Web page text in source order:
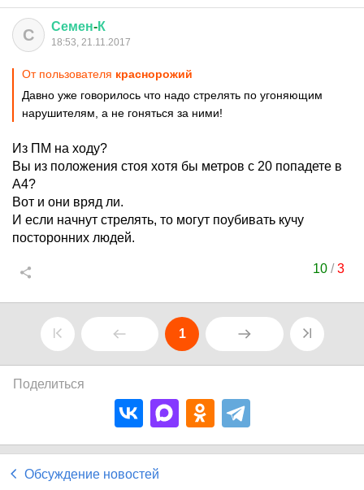
С Семен-К
18:53, 21.11.2017
От пользователя краснорожий
Давно уже говорилось что надо стрелять по угоняющим
нарушителям, а не гоняться за ними!
Из ПМ на ходу?
Вы из положения стоя хотя бы метров с 20 попадете в
А4?
Вот и они вряд ли.
И если начнут стрелять, то могут поубивать кучу
посторонних людей.
10 /3
1
Поделиться
Обсуждение новостей